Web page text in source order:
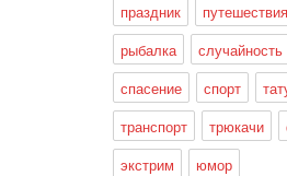
праздник
путешествия
рыбалка
случайность
спасение
спорт
транспорт
трюкачи
экстрим
юмор